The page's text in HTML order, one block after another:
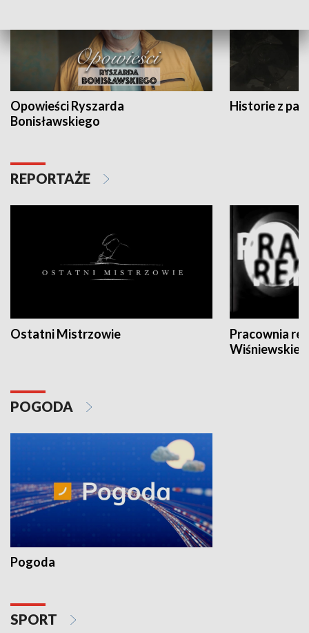
Opowieści Ryszarda
Bonisławskiego
Historie z
REPORTAŻE
Ostatni Mistrzowie
Pracownia
POGODA
Pogoda
SPORT